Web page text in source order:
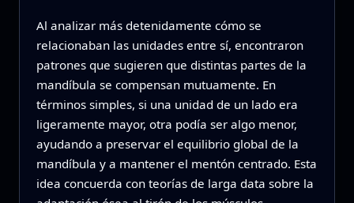
Al analizar más detenidamente cómo se
relacionaban las unidades entre sí, encontraron
patrones que sugieren que distintas partes de la
mandíbula se compensan mutuamente. En
términos simples, si una unidad de un lado era
ligeramente mayor, otra podía ser algo menor,
ayudando a preservar el equilibrio global de la
mandíbula y a mantener el mentón centrado. Esta
idea concuerda con teorías de larga data sobre la